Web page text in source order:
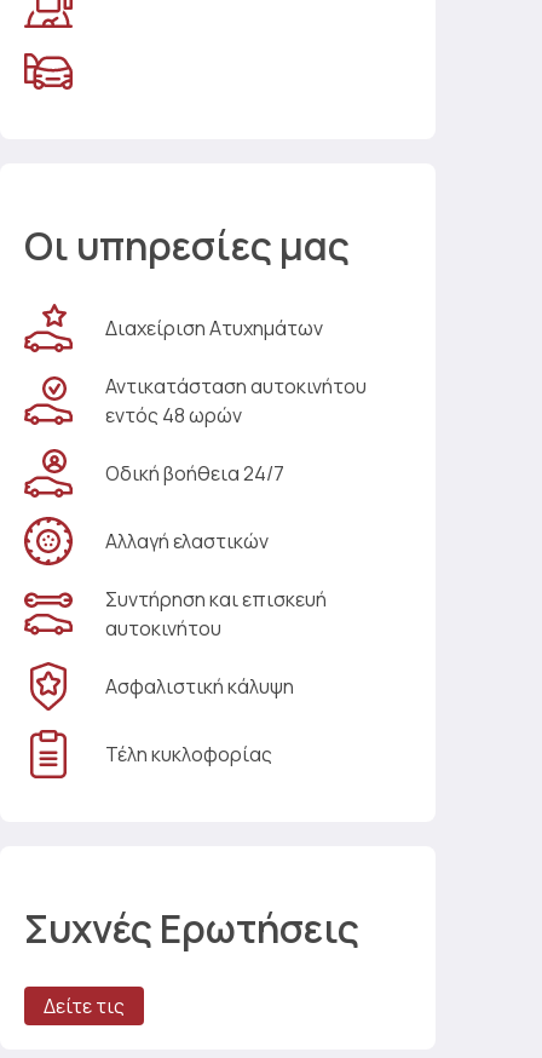
Οι υπηρεσίες μας
Διαχείριση Ατυχημάτων
Αντικατάσταση αυτοκινήτου
εντός 48 ωρών
Οδική βοήθεια 24/7
Αλλαγή ελαστικών
Συντήρηση και επισκευή
αυτοκινήτου
Ασφαλιστική κάλυψη
Τέλη κυκλοφορίας
Συχνές Ερωτήσεις
Δείτε τις